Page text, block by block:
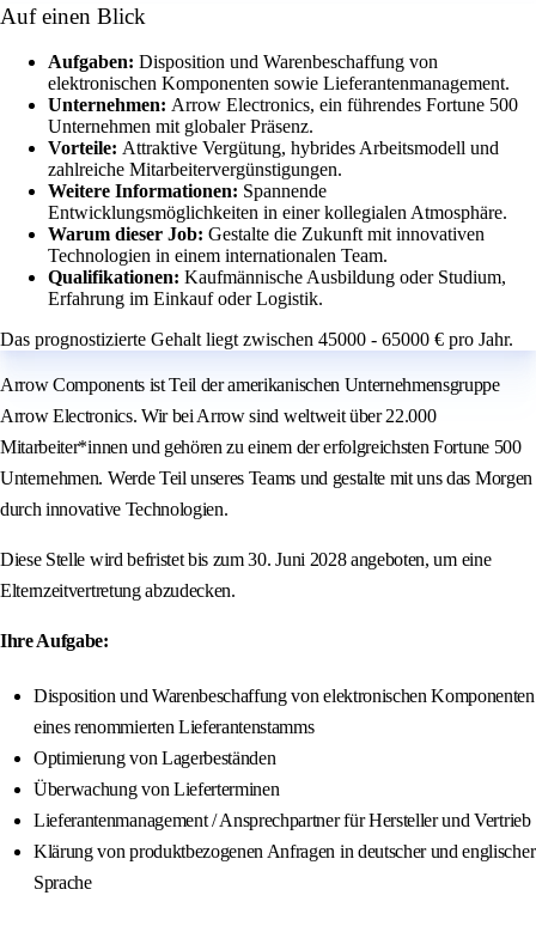
Auf einen Blick
Aufgaben: Disposition und Warenbeschaffung von
elektronischen Komponenten sowie Lieferantenmanagement.
Unternehmen: Arrow Electronics, ein führendes Fortune 500
Unternehmen mit globaler Präsenz.
Vorteile: Attraktive Vergütung, hybrides Arbeitsmodell und
zahlreiche Mitarbeitervergünstigungen.
Weitere Informationen: Spannende
Entwicklungsmöglichkeiten in einer kollegialen Atmosphäre.
Warum dieser Job: Gestalte die Zukunft mit innovativen
Technologien in einem internationalen Team.
Qualifikationen: Kaufmännische Ausbildung oder Studium,
Erfahrung im Einkauf oder Logistik.
Das prognostizierte Gehalt liegt zwischen 45000 - 65000 € pro Jahr.
Arrow Components ist Teil der amerikanischen Unternehmensgruppe
Arrow Electronics. Wir bei Arrow sind weltweit über 22.000
Mitarbeiter*innen und gehören zu einem der erfolgreichsten Fortune 500
Unternehmen. Werde Teil unseres Teams und gestalte mit uns das Morgen
durch innovative Technologien.
Diese Stelle wird befristet bis zum 30. Juni 2028 angeboten, um eine
Elternzeitvertretung abzudecken.
Ihre Aufgabe:
Disposition und Warenbeschaffung von elektronischen Komponenten
eines renommierten Lieferantenstamms
Optimierung von Lagerbeständen
Überwachung von Lieferterminen
Lieferantenmanagement / Ansprechpartner für Hersteller und Vertrieb
Klärung von produktbezogenen Anfragen in deutscher und englischer
Sprache